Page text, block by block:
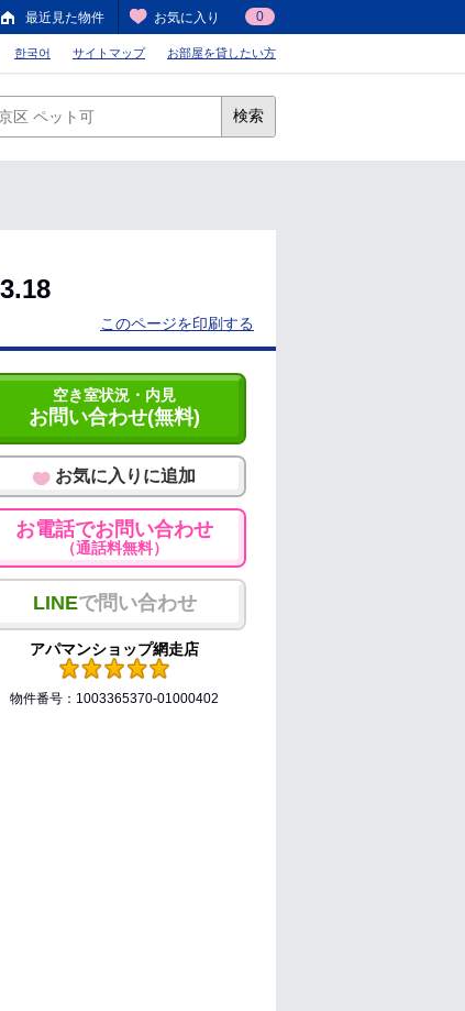
最近見た物件 お気に入り 0
한국어 サイトマップ お部屋を貸したい方
検索
このページを印刷する
空き室状況・内見
お問い合わせ(無料)
お気に入りに追加
お電話でお問い合わせ
（通話料無料）
LINEで問い合わせ
アパマンショップ網走店
物件番号：1003365370-01000402